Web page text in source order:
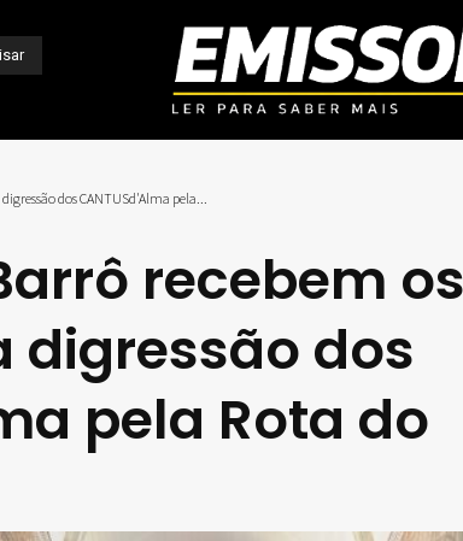
dos CANTUSd'Alma pela...
recebem
digressão dos
pela Rota do